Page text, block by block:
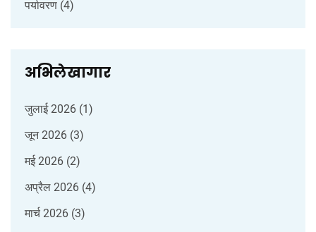
पर्यावरण (4)
अभिलेखागार
जुलाई 2026 (1)
जून 2026 (3)
मई 2026 (2)
अप्रैल 2026 (4)
मार्च 2026 (3)